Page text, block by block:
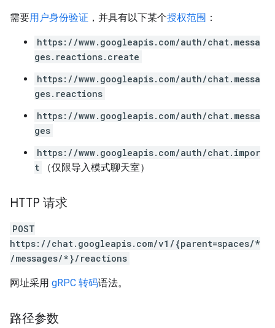
需要用户身份验证 ，并具有以下某个授权范围 ：
https://www.googleapis.com/auth/chat.messa
ges.reactions.create
https://www.googleapis.com/auth/chat.messa
ges.reactions
https://www.googleapis.com/auth/chat.messa
ges
https://www.googleapis.com/auth/chat.impor
t
（仅限导入模式聊天室）
HTTP 请求
POST
https://chat.googleapis.com/v1/{parent=spaces/*
/messages/*}/reactions
网址采用 gRPC 转码语法。
路径参数